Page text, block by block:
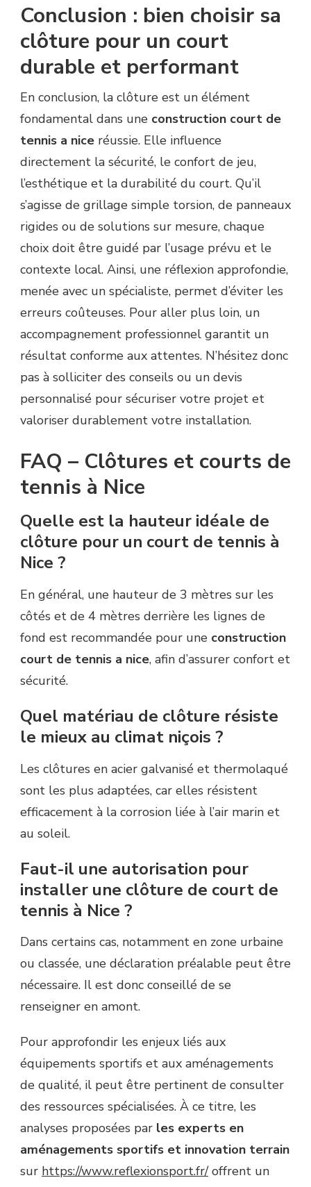
Conclusion : bien choisir sa
clôture pour un court
durable et performant
En conclusion, la clôture est un élément
fondamental dans une construction court de
tennis a nice réussie. Elle influence
directement la sécurité, le confort de jeu,
l’esthétique et la durabilité du court. Qu’il
s’agisse de grillage simple torsion, de panneaux
rigides ou de solutions sur mesure, chaque
choix doit être guidé par l’usage prévu et le
contexte local. Ainsi, une réflexion approfondie,
menée avec un spécialiste, permet d’éviter les
erreurs coûteuses. Pour aller plus loin, un
accompagnement professionnel garantit un
résultat conforme aux attentes. N’hésitez donc
pas à solliciter des conseils ou un devis
personnalisé pour sécuriser votre projet et
valoriser durablement votre installation.
FAQ – Clôtures et courts de
tennis à Nice
Quelle est la hauteur idéale de
clôture pour un court de tennis à
Nice ?
En général, une hauteur de 3 mètres sur les
côtés et de 4 mètres derrière les lignes de
fond est recommandée pour une construction
court de tennis a nice, afin d’assurer confort et
sécurité.
Quel matériau de clôture résiste
le mieux au climat niçois ?
Les clôtures en acier galvanisé et thermolaqué
sont les plus adaptées, car elles résistent
efficacement à la corrosion liée à l’air marin et
au soleil.
Faut-il une autorisation pour
installer une clôture de court de
tennis à Nice ?
Dans certains cas, notamment en zone urbaine
ou classée, une déclaration préalable peut être
nécessaire. Il est donc conseillé de se
renseigner en amont.
Pour approfondir les enjeux liés aux
équipements sportifs et aux aménagements
de qualité, il peut être pertinent de consulter
des ressources spécialisées. À ce titre, les
analyses proposées par les experts en
aménagements sportifs et innovation terrain
sur https://www.reflexionsport.fr/offrent un